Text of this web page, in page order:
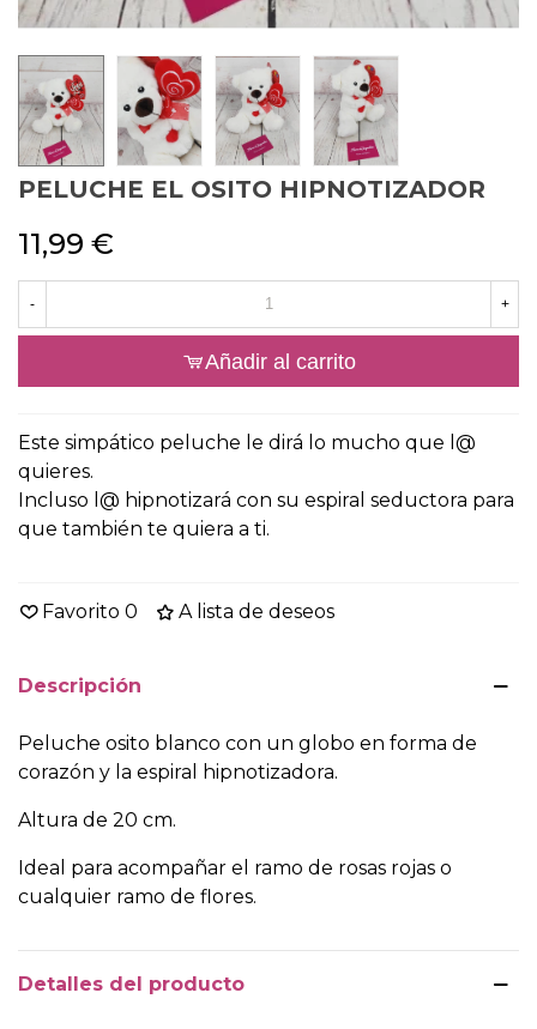
PELUCHE EL OSITO HIPNOTIZADOR
11,99 €
- +
Añadir al carrito
Este simpático peluche le dirá lo mucho que l@
quieres.
Incluso l@ hipnotizará con su espiral seductora para
que también te quiera a ti.
Favorito 0 A lista de deseos
Descripción
Peluche osito blanco con un globo en forma de
corazón y la espiral hipnotizadora.
Altura de 20 cm.
Ideal para acompañar el ramo de rosas rojas o
cualquier ramo de flores.
Detalles del producto